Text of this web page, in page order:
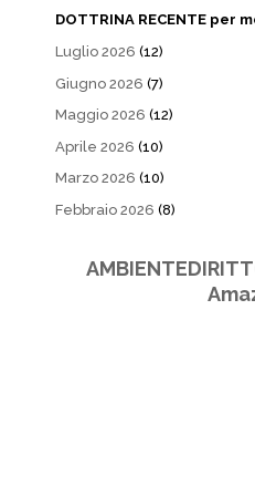
DOTTRINA RECENTE per
Luglio 2026 (12)
Giugno 2026 (7)
Maggio 2026 (12)
Aprile 2026 (10)
Marzo 2026 (10)
Febbraio 2026 (8)